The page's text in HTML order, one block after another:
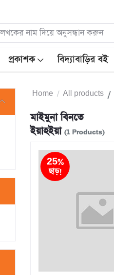
প্রকাশক বিদ্যাবাড়ির বই
Home All products
মাইমুনা বিনতে
ইয়াহইয়া (1 Products)
25%
ছাড়!